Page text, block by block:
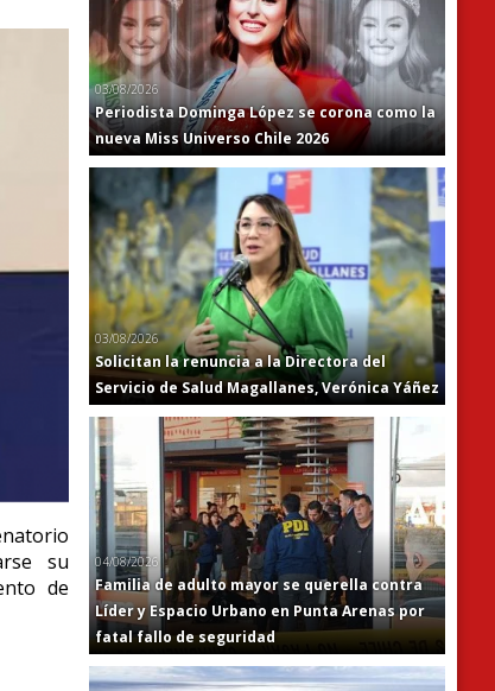
su
de
03/08/2026
Periodista Dominga López se corona como la
nueva Miss Universo Chile 2026
03/08/2026
Solicitan la renuncia a la Directora del
Servicio de Salud Magallanes, Verónica Yáñez
04/08/2026
Familia de adulto mayor se querella contra
Líder y Espacio Urbano en Punta Arenas por
fatal fallo de seguridad